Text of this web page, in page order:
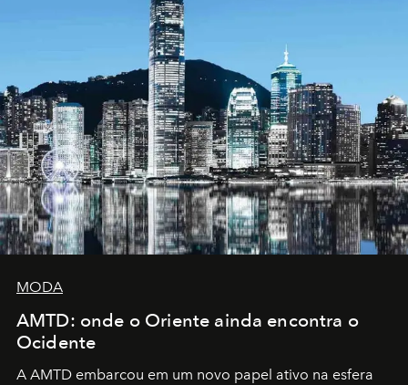
MODA
AMTD: onde o Oriente ainda encontra o
Ocidente
A AMTD embarcou em um novo papel ativo na esfera